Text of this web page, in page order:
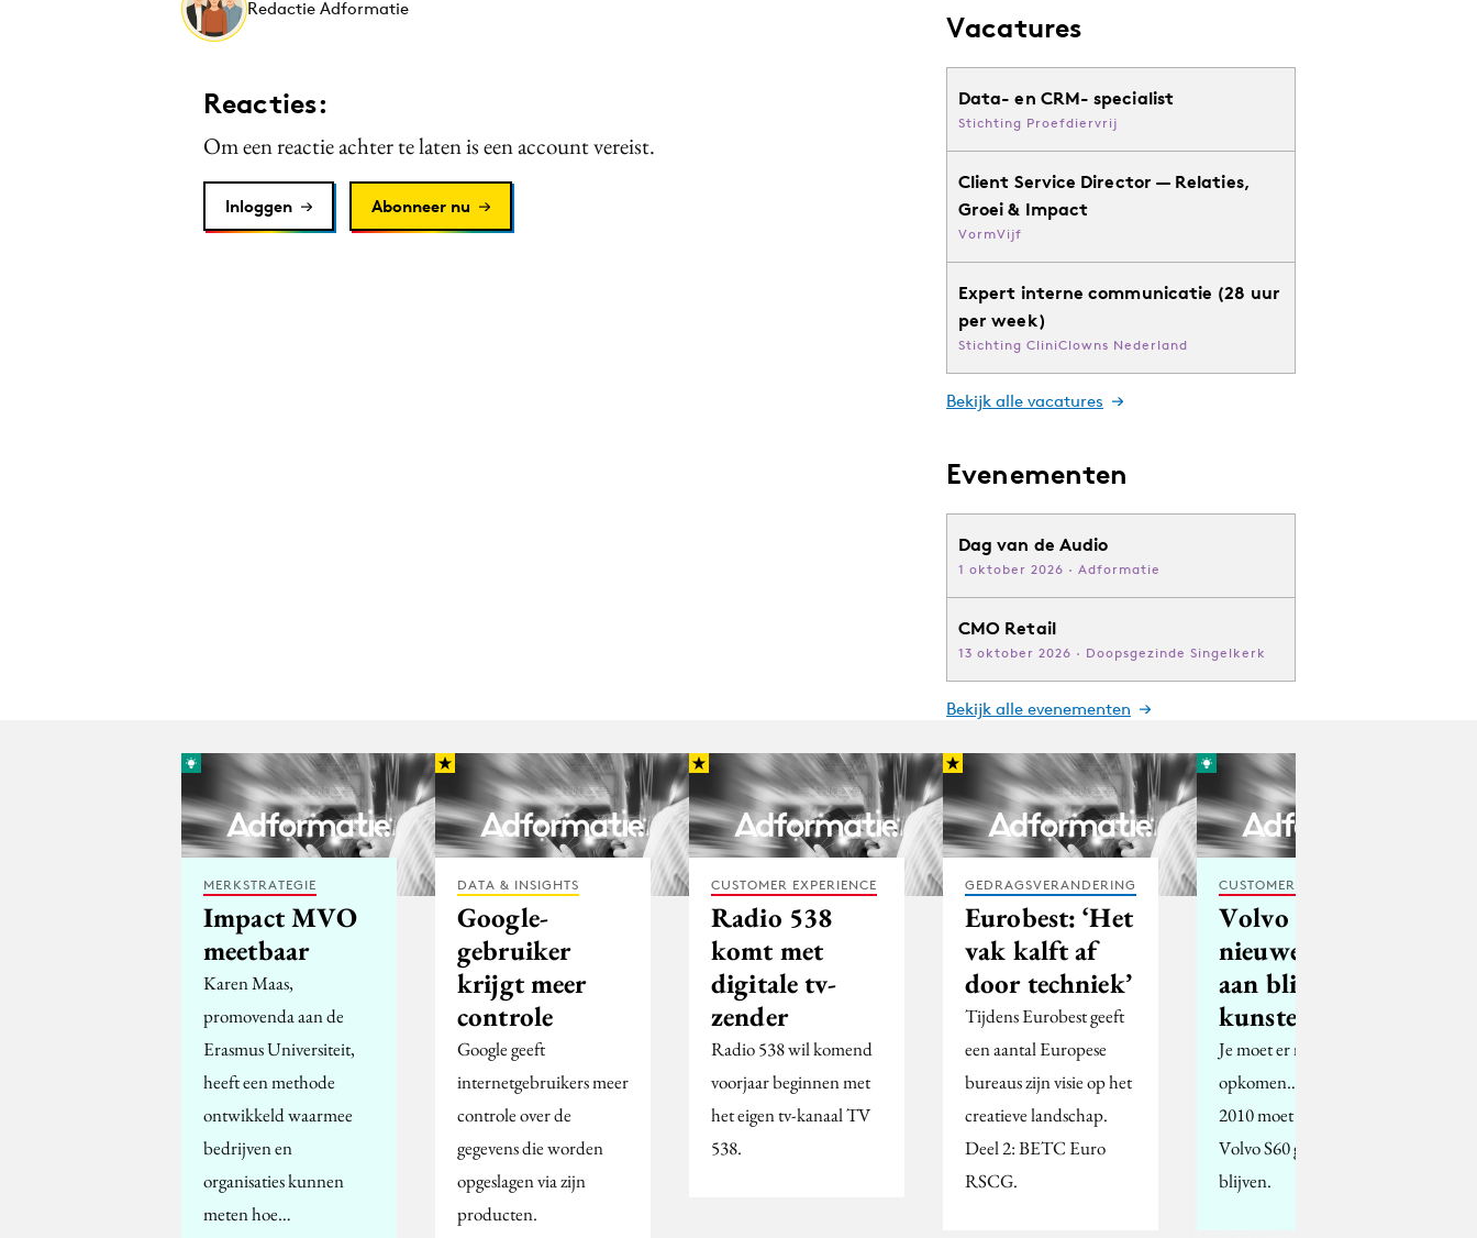
Redactie Adformatie
Reacties:
Om een reactie achter te laten is een account vereist.
Inloggen Abonneer nu
Vacatures
Data- en CRM- specialist
Stichting Proefdiervrij
Client Service Director — Relaties,
Groei & Impact
VormVijf
Expert interne communicatie (28 uur
per week)
Stichting CliniClowns Nederland
Bekijk alle vacatures
Evenementen
Dag van de Audio
1 oktober 2026 · Adformatie
CMO Retail
13 oktober 2026 · Doopsgezinde Singelkerk
Bekijk alle evenementen
MERKSTRATEGIE
Impact MVO
meetbaar
Karen Maas,
promovenda aan de
Erasmus Universiteit,
heeft een methode
ontwikkeld waarmee
bedrijven en
organisaties kunnen
meten hoe…
DATA & INSIGHTS
Google-
gebruiker
krijgt meer
controle
Google geeft
internetgebruikers meer
controle over de
gegevens die worden
opgeslagen via zijn
producten.
CUSTOMER EXPERIENCE
Radio 538
komt met
digitale tv-
zender
Radio 538 wil komend
voorjaar beginnen met
het eigen tv-kanaal TV
538.
GEDRAGSVERANDERING
Eurobest: ‘Het
vak kalft af
door techniek’
Tijdens Eurobest geeft
een aantal Europese
bureaus zijn visie op het
creatieve landschap.
Deel 2: BETC Euro
RSCG.
CUSTOMER EXPERIENCE
Volvo toont
nieuwe S60
aan blinde
kunstenaar...
Je moet er maar
opkomen…Tot begin
2010 moet de nieuwe
Volvo S60 geheim
blijven.